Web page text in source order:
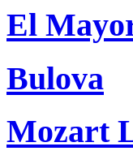
El
Bulova
Mozart